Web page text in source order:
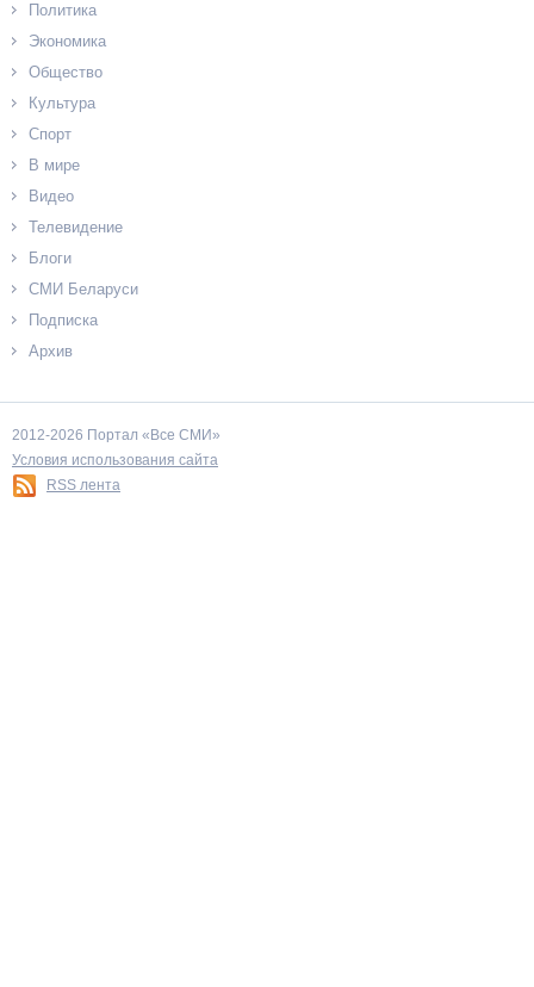
Политика
Экономика
Общество
Культура
Спорт
В мире
Видео
Телевидение
Блоги
СМИ Беларуси
Подписка
Архив
2012-2026 Портал «Все СМИ»
Условия использования сайта
RSS лента